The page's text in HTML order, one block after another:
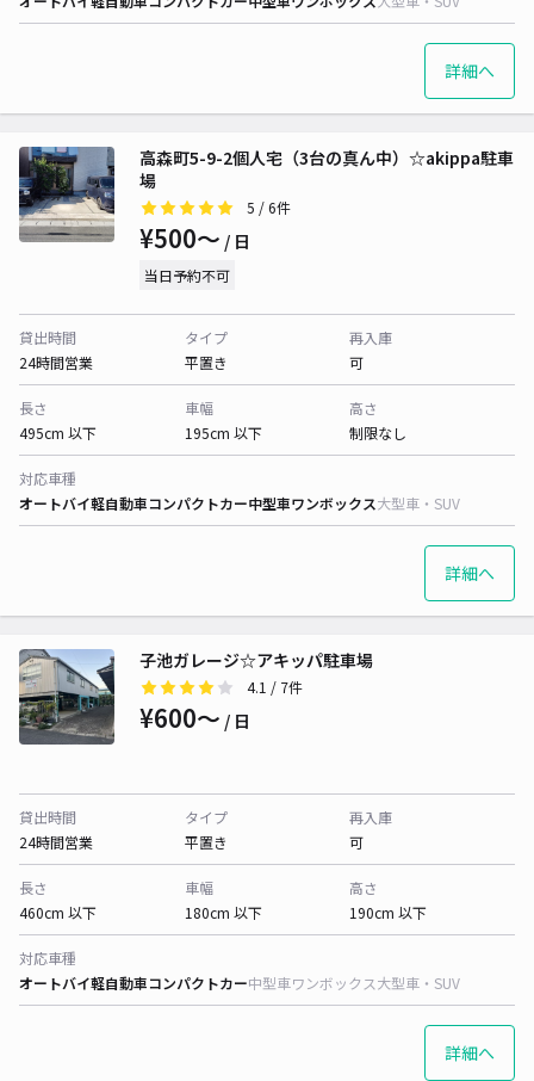
詳細へ
高森町5-9-2個人宅（3台の真ん中）☆akippa駐車
場
5 / 6件
¥500〜 / 日
当日予約不可
貸出時間
24時間営業
タイプ
平置き
再入庫
可
長さ
495cm 以下
車幅
195cm 以下
高さ
制限なし
対応車種
オートバイ軽自動車コンパクトカー中型車ワンボックス大型車・SUV
詳細へ
子池ガレージ☆アキッパ駐車場
4.1 / 7件
¥600〜 / 日
貸出時間
24時間営業
タイプ
平置き
再入庫
可
長さ
460cm 以下
車幅
180cm 以下
高さ
190cm 以下
対応車種
オートバイ軽自動車コンパクトカー中型車ワンボックス大型車・SUV
詳細へ